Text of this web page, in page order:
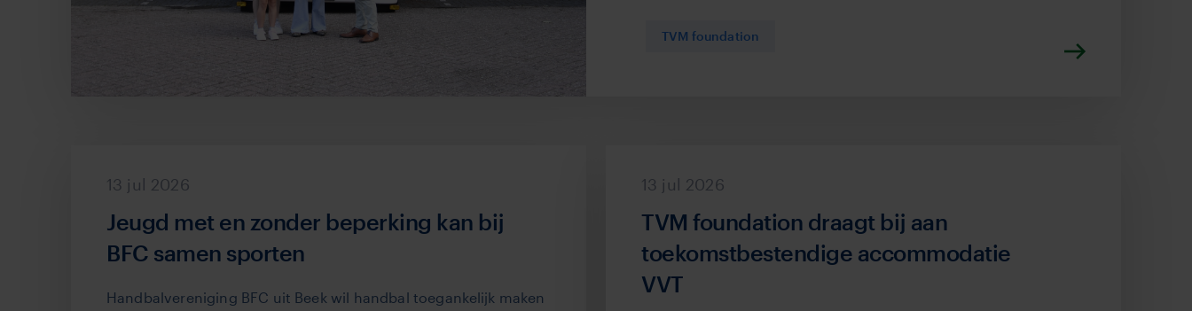
TVM foundation
13 jul 2026
Jeugd met en zonder beperking kan bij
BFC samen sporten
Handbalvereniging BFC uit Beek wil handbal toegankelijk maken
13 jul 2026
TVM foundation draagt bij aan
toekomstbestendige accommodatie
VVT